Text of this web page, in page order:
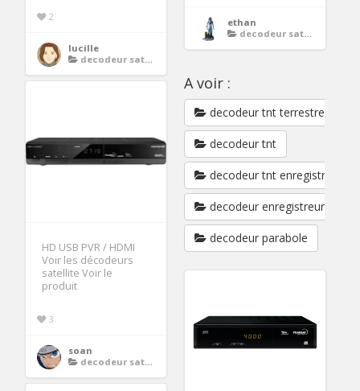
ethan
decodeur satellite 4k
2
lucille
decodeur satellite 4k
A voir :
decodeur tnt terrestre
decodeur tnt
decodeur tnt enregistreur
decodeur enregistreur tnt
decodeur parabole
HD USB PVR / HDMI
Voir les décodeurs
satellite Voir le
produit
3
soan
decodeur satellite 4k